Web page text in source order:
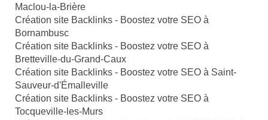
Maclou-la-Brière
Création site Backlinks - Boostez votre SEO à
Bornambusc
Création site Backlinks - Boostez votre SEO à
Bretteville-du-Grand-Caux
Création site Backlinks - Boostez votre SEO à Saint-
Sauveur-d'Émalleville
Création site Backlinks - Boostez votre SEO à
Tocqueville-les-Murs